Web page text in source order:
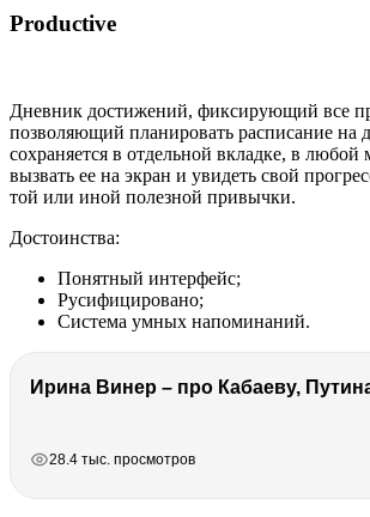
Productive
Дневник достижений, фиксирующий все
позволяющий планировать расписание на
сохраняется в отдельной вкладке, в
вызвать ее на экран и увидеть свой
той или иной полезной привычки.
Достоинства:
Понятный интерфейс;
Русифицировано;
Система умных напоминаний.
28.4 тыс. просмотров